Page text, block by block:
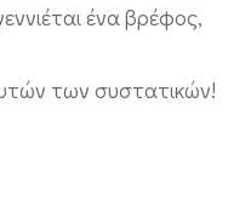
ένα βρέφος,
των συστατικών!